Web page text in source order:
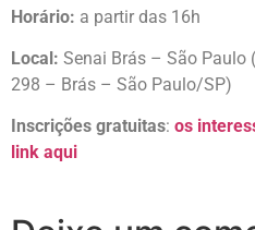
Horário: a partir das 16h
Local: Senai Brás – São Paulo
298 – Brás – São Paulo/SP)
Inscrições gratuitas: os
link aqui